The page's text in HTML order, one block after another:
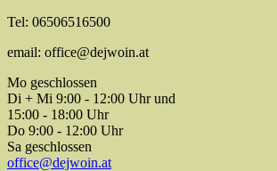
Tel: 06506516500
email: office@dejwoin.at
Mo geschlossen
Di + Mi 9:00 - 12:00 Uhr und
15:00 - 18:00 Uhr
Do 9:00 - 12:00 Uhr
Sa geschlossen
office@dejwoin.at